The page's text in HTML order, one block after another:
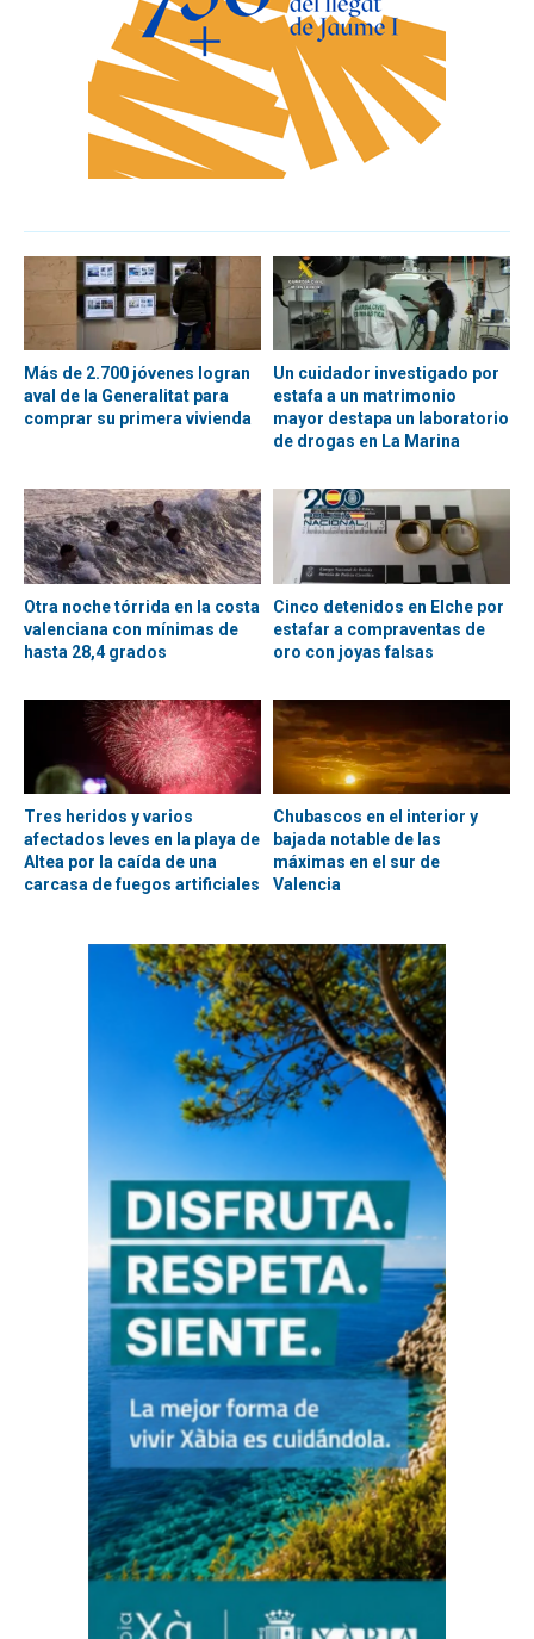
Más de 2.700 jóvenes logran
aval de la Generalitat para
comprar su primera vivienda
Un cuidador investigado por
estafa a un matrimonio
mayor destapa un laboratorio
de drogas en La Marina
Otra noche tórrida en la costa
valenciana con mínimas de
hasta 28,4 grados
Cinco detenidos en Elche por
estafar a compraventas de
oro con joyas falsas
Tres heridos y varios
afectados leves en la playa de
Altea por la caída de una
carcasa de fuegos artificiales
Chubascos en el interior y
bajada notable de las
máximas en el sur de
Valencia